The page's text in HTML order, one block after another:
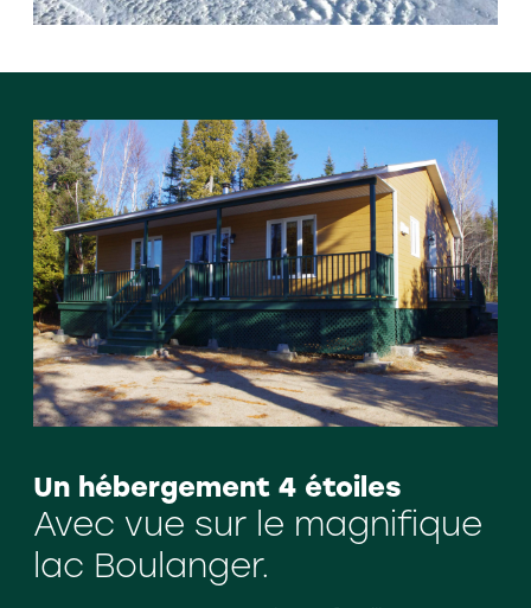
Un hébergement 4 étoiles
Avec vue sur le magnifique
lac Boulanger.